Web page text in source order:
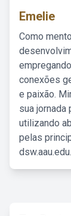
Emelie
Como
conexões
e paixão.
sua jornada
utilizando
pelas